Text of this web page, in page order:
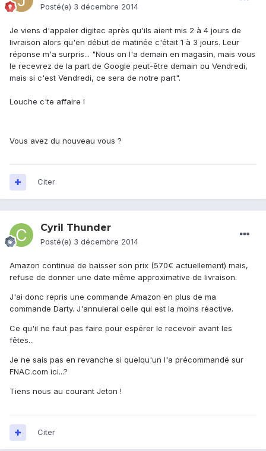
Posté(e) 3 décembre 2014
Je viens d'appeler digitec après qu'ils aient mis 2 à 4 jours de
livraison alors qu'en début de matinée c'était 1 à 3 jours. Leur
réponse m'a surpris... "Nous on l'a demain en magasin, mais vous
le recevrez de la part de Google peut-être demain ou Vendredi,
mais si c'est Vendredi, ce sera de notre part".
Louche c'te affaire !
Vous avez du nouveau vous ?
Citer
Cyril Thunder
Posté(e) 3 décembre 2014
Amazon continue de baisser son prix (570€ actuellement) mais,
refuse de donner une date même approximative de livraison.
J'ai donc repris une commande Amazon en plus de ma
commande Darty. J'annulerai celle qui est la moins réactive.
Ce qu'il ne faut pas faire pour espérer le recevoir avant les
fêtes...
Je ne sais pas en revanche si quelqu'un l'a précommandé sur
FNAC.com ici...?
Tiens nous au courant Jeton !
Citer